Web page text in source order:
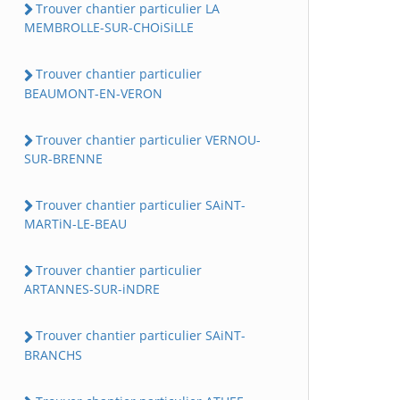
Trouver chantier particulier LA
MEMBROLLE-SUR-CHOiSiLLE
Trouver chantier particulier
BEAUMONT-EN-VERON
Trouver chantier particulier VERNOU-
SUR-BRENNE
Trouver chantier particulier SAiNT-
MARTiN-LE-BEAU
Trouver chantier particulier
ARTANNES-SUR-iNDRE
Trouver chantier particulier SAiNT-
BRANCHS